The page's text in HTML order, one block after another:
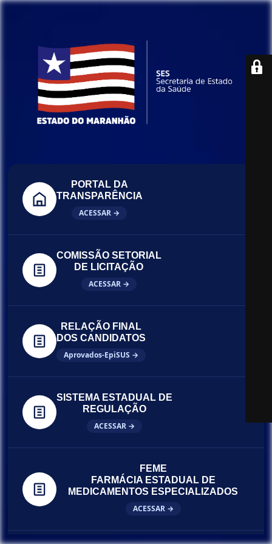
PORTAL DA
TRANSPARÊNCIA
ACESSAR →
COMISSÃO SETORIAL
DE LICITAÇÃO
ACESSAR →
RELAÇÃO FINAL
DOS CANDIDATOS
Aprovados-EpiSUS →
SISTEMA ESTADUAL DE
REGULAÇÃO
ACESSAR →
FEME
FARMÁCIA ESTADUAL DE
MEDICAMENTOS ESPECIALIZADOS
ACESSAR →